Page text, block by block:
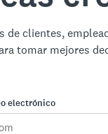
de clientes,
tomar mejores
electrónico